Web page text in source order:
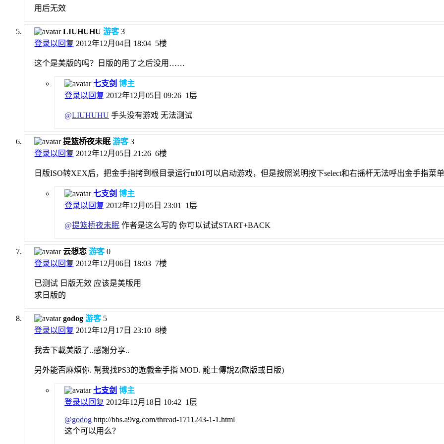
用后无效
LIUHUHU 游客 3
登录以回复 2012年12月04日 18:04 5楼
这个是美版的吗？日版的用了之后没用……
七支剑 博主
登录以回复 2012年12月05日 09:26 1层
@LIUHUHU 手头没有游戏 无法测试
提篮桥夜未眠游客 3
登录以回复 2012年12月05日 21:26 6楼
日版ISO转XEX后，把金手指拷到根目录运行trl01可以启动游戏，但是按照说明按下select和右摇杆无法呼出金手指菜
七支剑 博主
登录以回复 2012年12月05日 23:01 1层
@提篮桥夜未眠 作者是这么写的 你可以试试START+BACK
云想恋 游客 0
登录以回复 2012年12月06日 18:03 7楼
已测试 日版无效 应该是美版用
求日版的
godog 游客 5
登录以回复 2012年12月17日 23:10 8楼
我去下載美版了..感謝分享..
另外能否麻煩你. 幫我找PS3的遊戲金手指 MOD. 龍士傳說Z(歐版或日版)
七支剑 博主
登录以回复 2012年12月18日 10:42 1层
@godog http://bbs.a9vg.com/thread-1711243-1-1.html
这个可以用么？